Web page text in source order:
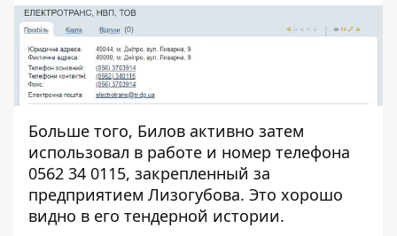
Больше того, Билов активно затем
использовал в работе и номер телефона
0562 34 0115, закрепленный за
предприятием Лизогубова. Это хорошо
видно в его тендерной истории.